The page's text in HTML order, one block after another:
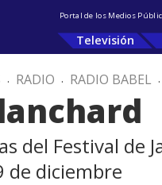
Portal de los Medios
Televisión
. RADIO . RADIO BABEL .
del Festival de
de diciembre